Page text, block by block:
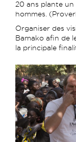
20 ans plante un
hommes.
Organiser des
Bamako afin de
la principale